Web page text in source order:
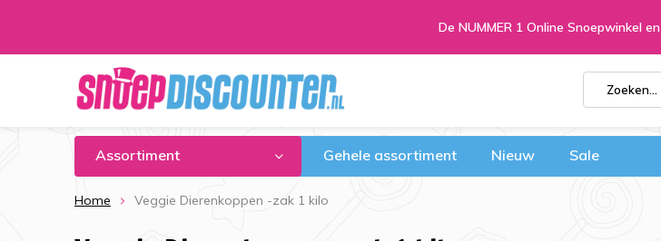
De NUMMER 1 Online Snoepwinkel
Assortiment Gehele assortiment Nieuw Sale
Home Veggie Dierenkoppen -zak 1 kilo